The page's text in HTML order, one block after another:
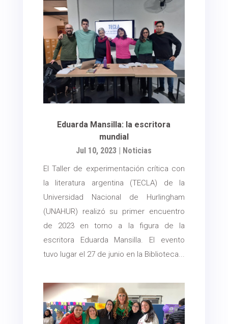
Eduarda Mansilla: la escritora
mundial
Jul 10, 2023 | Noticias
El Taller de experimentación crítica con
la literatura argentina (TECLA) de la
Universidad Nacional de Hurlingham
(UNAHUR) realizó su primer encuentro
de 2023 en torno a la figura de la
escritora Eduarda Mansilla. El evento
tuvo lugar el 27 de junio en la Biblioteca...